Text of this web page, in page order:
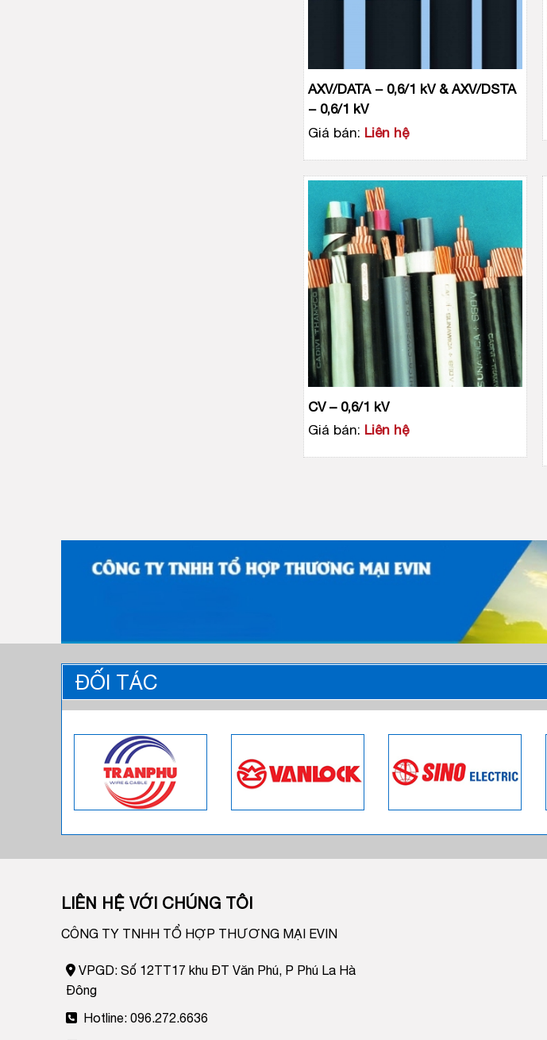
AXV/DATA − 0,6/1 kV & AXV/DSTA
− 0,6/1 kV
Giá bán: Liên hệ
CV – 0,6/1 kV
Giá bán: Liên hệ
ĐỐI TÁC
LIÊN HỆ VỚI CHÚNG TÔI
CÔNG TY TNHH TỔ HỢP THƯƠNG MẠI EVIN
VPGD: Số 12TT17 khu ĐT Văn Phú, P Phú La Hà
Đông
Hotline: 096.272.6636